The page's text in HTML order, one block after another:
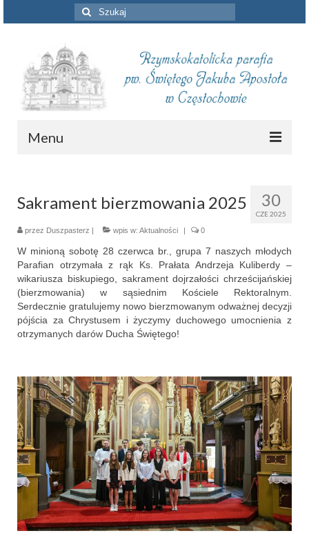
Szuklaj
w:
Menu
Intencje mszalne
Informacje duszpasterskie
Piszą o nas
Remont kościoła
Parafia
Nasz patron
Kościół Rektoracki
Vademecum
Wspólnoty parafialne
Katecheza parafialna
30
CZE 2025
Sakrament bierzmowania 2025
przez Duszpasterz wpis w: Aktualności 0
W minioną sobotę 28 czerwca br., grupa 7 naszych młodych
Parafian otrzymała z rąk Ks. Prałata Andrzeja Kuliberdy –
wikariusza biskupiego, sakrament dojrzałości chrześcijańskiej
(bierzmowania) w sąsiednim Kościele Rektoralnym.
Serdecznie gratulujemy nowo bierzmowanym odważnej decyzji
pójścia za Chrystusem i życzymy duchowego umocnienia z
otrzymanych darów Ducha Świętego!